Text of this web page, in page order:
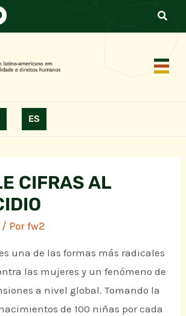
ES
CIFRAS AL
/ Porfw2
una de las formas más radicales
las mujeres y un fenómeno de
a nivel global. Tomando la
de 100 niñas por cada